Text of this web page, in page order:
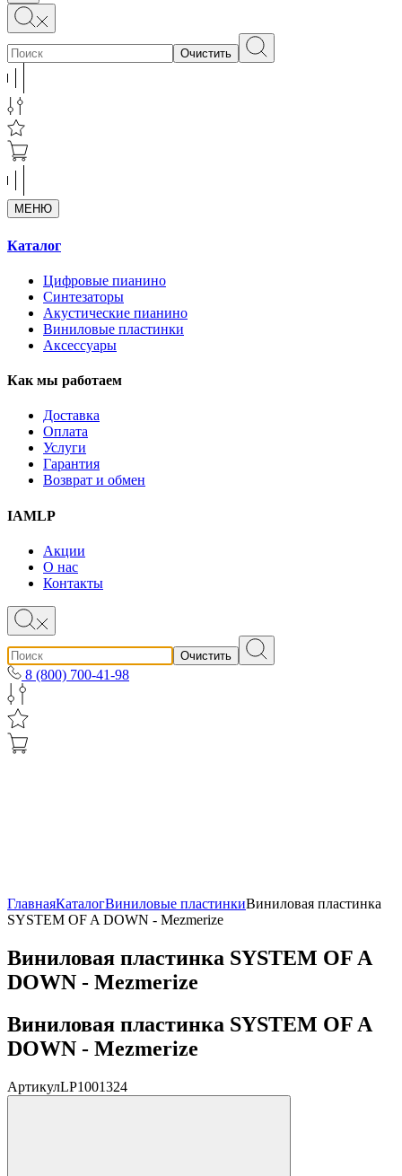
Очистить
МЕНЮ
Каталог
Цифровые пианино
Синтезаторы
Акустические пианино
Виниловые пластинки
Аксессуары
Как мы работаем
Доставка
Оплата
Услуги
Гарантия
Возврат и обмен
IAMLP
Акции
О нас
Контакты
Очистить
8 (800) 700-41-98
ГлавнаяКаталогВиниловые пластинкиВиниловая пластинка
SYSTEM OF A DOWN - Mezmerize
Виниловая пластинка SYSTEM OF A
DOWN - Mezmerize
Виниловая пластинка SYSTEM OF A
DOWN - Mezmerize
АртикулLP1001324